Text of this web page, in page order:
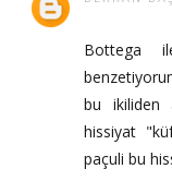
Bottega
bu ikiliden
hissiyat
paçuli bu